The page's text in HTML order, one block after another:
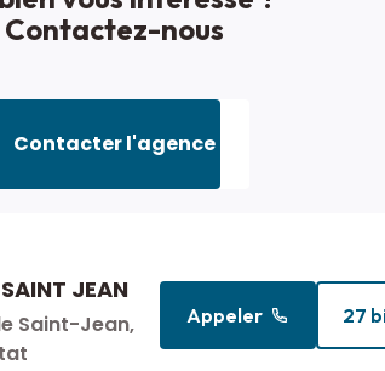
Contactez-nous
Contacter l'agence
JEAN
Saint-Jean,
Appeler 27